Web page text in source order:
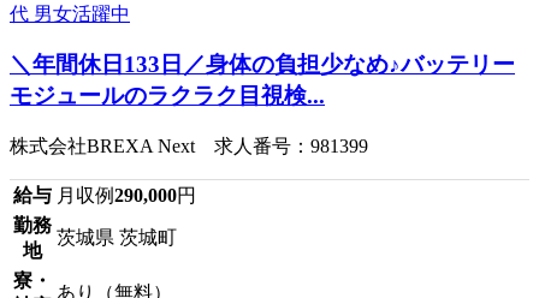
＼年間休日133日／身体の負担少なめ♪バッテリー
モジュールのラクラク目視検...
株式会社BREXA Next 求人番号：981399
給与 月収例290,000円
勤務
地
茨城県 茨城町
寮・
あり（無料）